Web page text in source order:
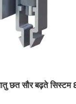
छत सौर बढ़ते